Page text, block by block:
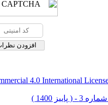
4.0 International